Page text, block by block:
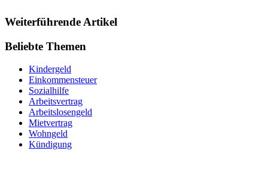
Weiterführende Artikel
Beliebte Themen
Kindergeld
Einkommensteuer
Sozialhilfe
Arbeitsvertrag
Arbeitslosengeld
Mietvertrag
Wohngeld
Kündigung